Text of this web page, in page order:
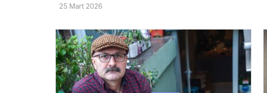
25 Mart 2026